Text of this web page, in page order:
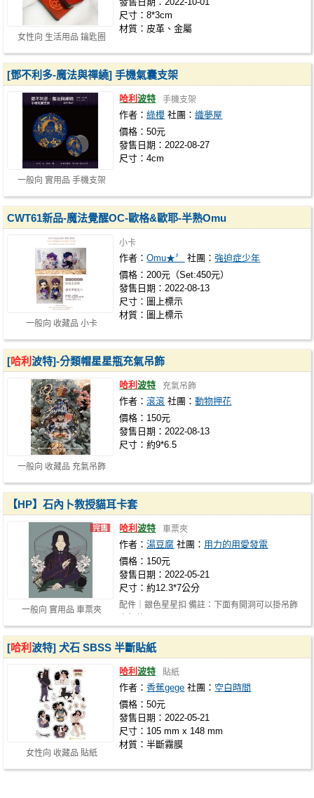
女性向 生活用品 鑰匙圈
尺寸：8*3cm
材質：皮革、金屬
一般向 實用品 手機支架
[鄧不利多-魔法與禪繞] 手機氣囊支架
哈利波特 手機支架
作者：綠櫻 社團：織夢屋
價格：50元
發售日期：2022-08-27
尺寸：4cm
一般向 收藏品 小卡
CWT61新品-魔法覺醒OC-歐格&歐耶-半熟Omu
小卡
作者：Omu★〞 社團：強迫症少年
價格：200元（Set:450元）
發售日期：2022-08-13
尺寸：圖上標示
材質：圖上標示
一般向 收藏品 充氣吊飾
[哈利波特]-分類帽星星瓶充氣吊飾
哈利波特 充氣吊飾
作者：滾滾 社團：動物押花
價格：150元
發售日期：2022-08-13
尺寸：約9*6.5
一般向 實用品 車票夾
【HP】石內卜教授貓耳卡套
哈利波特 車票夾
作者：湯豆腐 社團： 用力的用愛發電
價格：150元
發售日期：2022-05-21
尺寸：約12.3*7公分
配件｜銀色星星扣 備註：下面有開洞可以掛吊飾
女性向 收藏品 貼紙
[哈利波特] 犬石 SBSS 半斷貼紙
哈利波特 貼紙
作者：香蕉gege 社團： 空白時間
價格：50元
發售日期：2022-05-21
尺寸：105 mm x 148 mm
材質：半斷霧膜